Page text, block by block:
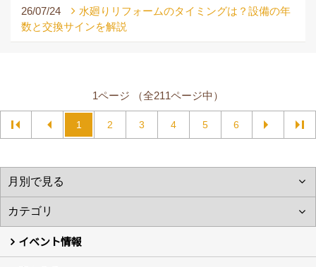
26/07/24
水廻りリフォームのタイミングは？設備の年
数と交換サインを解説
1ページ （全211ページ中）
1 2 3 4 5 6
イベント情報